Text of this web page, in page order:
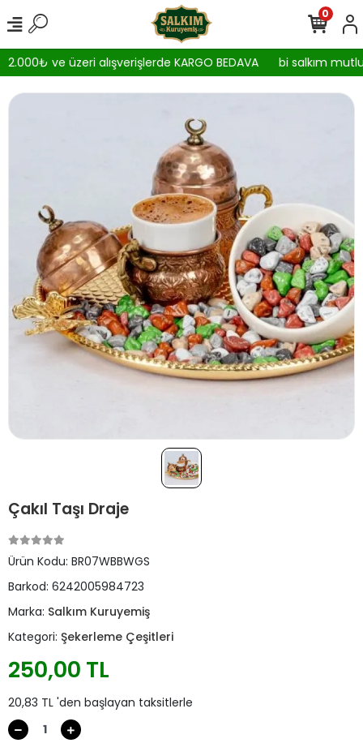
2.000₺ ve üzeri alışverişlerde KARGO BEDAVA bi salkım
0
Çakıl Taşı Draje
Ürün Kodu: BR07WBBWGS
Barkod: 6242005984723
Marka: Salkım Kuruyemiş
Kategori: Şekerleme Çeşitleri
250,00 TL
20,83 TL 'den başlayan taksitlerle